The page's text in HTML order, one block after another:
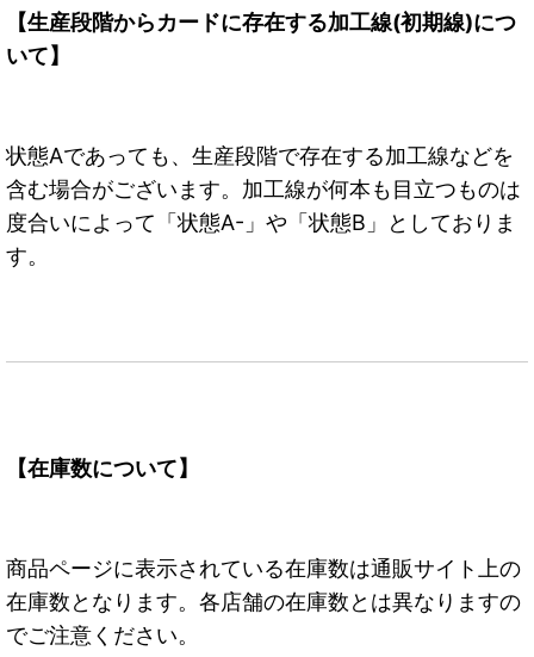
【生産段階からカードに存在する加工線(初期線)につ
いて】
状態Aであっても、生産段階で存在する加工線などを
含む場合がございます。加工線が何本も目立つものは
度合いによって「状態A-」や「状態B」としておりま
す。
【在庫数について】
商品ページに表示されている在庫数は通販サイト上の
在庫数となります。各店舗の在庫数とは異なりますの
でご注意ください。